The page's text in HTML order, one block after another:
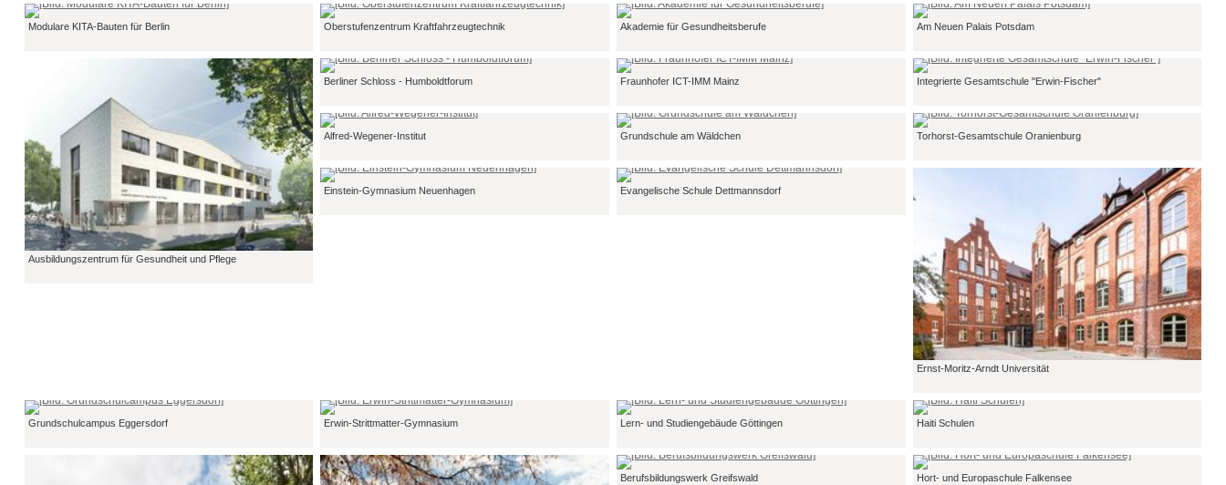
Modulare KITA-Bauten für Berlin Oberstufenzentrum Kraftfahrzeugtechnik Akademie für Gesundheitsberufe Am Neuen Palais Potsdam
Ausbildungszentrum für Gesundheit und Pflege
Berliner Schloss - Humboldtforum Fraunhofer ICT-IMM Mainz Integrierte Gesamtschule "Erwin-Fischer"
Alfred-Wegener-Institut Grundschule am Wäldchen Torhorst-Gesamtschule Oranienburg
Einstein-Gymnasium Neuenhagen Evangelische Schule Dettmannsdorf
Ernst-Moritz-Arndt Universität
Grundschulcampus Eggersdorf Erwin-Strittmatter-Gymnasium Lern- und Studiengebäude Göttingen Haiti Schulen
Berufsbildungswerk Greifswald Hort- und Europaschule Falkensee